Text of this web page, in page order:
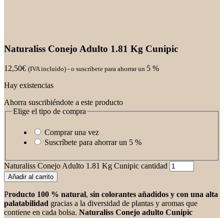
Naturaliss Conejo Adulto 1.81 Kg Cunipic
12,50€ (IVA incluido) - o suscríbete para ahorrar un 5 %
Hay existencias
Ahorra suscribiéndote a este producto
Elige el tipo de compra
Comprar una vez
Suscríbete para ahorrar un 5 %
Naturaliss Conejo Adulto 1.81 Kg Cunipic cantidad
Añadir al carrito
Producto 100 % natural, sin colorantes añadidos y con una alta
palatabilidad gracias a la diversidad de plantas y aromas que
contiene en cada bolsa. Naturaliss Conejo adulto Cunipic